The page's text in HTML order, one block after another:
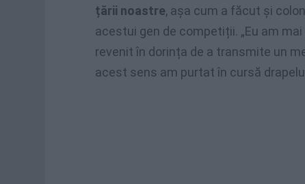
țării noastre, așa cum a făcut și
acestui gen de competiții. „Eu am
revenit în dorința de a transmite un
acest sens am purtat în cursă